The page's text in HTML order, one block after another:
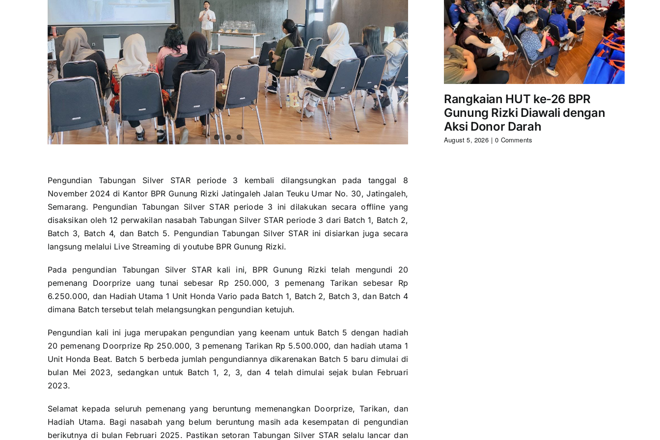
Pengundian Tabungan Silver STARperiode 3 kembali dilangsungkan pada tanggal 8
November 2024 di Kantor BPR Gunung Rizki Jatingaleh Jalan Teuku Umar No. 30, Jatingaleh,
Semarang. Pengundian Tabungan Silver STAR periode 3 ini dilakukan secara offline yang
disaksikan oleh 12 perwakilan nasabah Tabungan Silver STAR periode 3 dari Batch 1, Batch 2,
Batch 3, Batch 4, dan Batch 5. Pengundian Tabungan Silver STAR ini disiarkan juga secara
langsung melalui Live Streaming diyoutube BPR Gunung Rizki.
Pada pengundian Tabungan Silver STAR kali ini, BPR Gunung Rizki telah mengundi 20
pemenang Doorprize uang tunai sebesar Rp 250.000, 3 pemenang Tarikan sebesar Rp
6.250.000, dan Hadiah Utama 1 Unit Honda Vario pada Batch 1, Batch 2, Batch 3, dan Batch 4
dimana Batch tersebut telah melangsungkan pengundian ketujuh.
Pengundian kali ini juga merupakan pengundian yang keenam untuk Batch 5 dengan hadiah
20 pemenang Doorprize Rp 250.000, 3 pemenang Tarikan Rp 5.500.000, dan hadiah utama 1
Unit Honda Beat. Batch 5 berbeda jumlah pengundiannya dikarenakan Batch 5 baru dimulai di
bulan Mei 2023, sedangkan untuk Batch 1, 2, 3, dan 4 telah dimulai sejak bulan Februari
2023.
Selamat kepada seluruh pemenang yang beruntung memenangkan Doorprize, Tarikan, dan
Hadiah Utama. Bagi nasabah yang belum beruntung masih ada kesempatan di pengundian
berikutnya di bulan Februari 2025. Pastikan setoran Tabungan Silver STAR selalu lancar dan
Rangkaian HUT ke-26 BPR
Gunung Rizki Diawali dengan
Aksi Donor Darah
August 5, 2026 | 0 Comments